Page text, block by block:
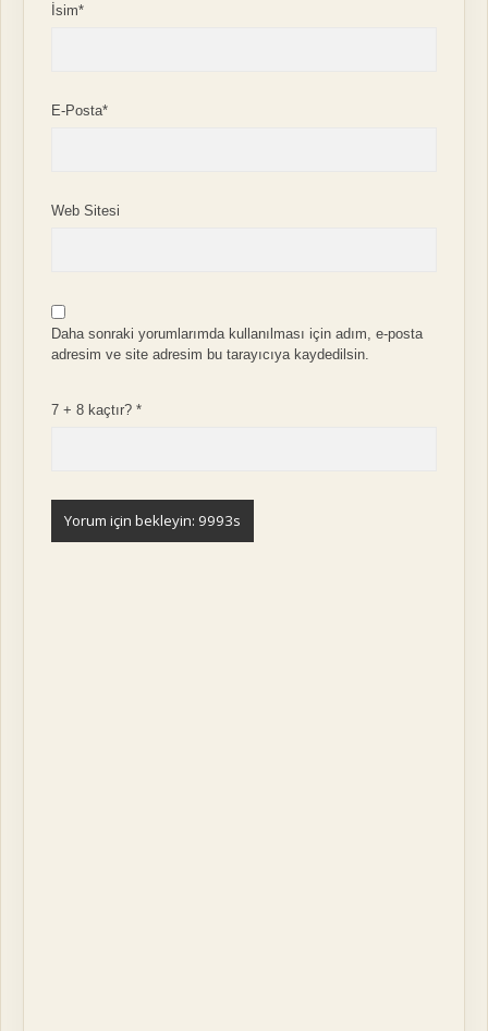
İsim*
E-Posta*
Web Sitesi
Daha sonraki yorumlarımda kullanılması için adım, e-posta
adresim ve site adresim bu tarayıcıya kaydedilsin.
7 + 8 kaçtır?*